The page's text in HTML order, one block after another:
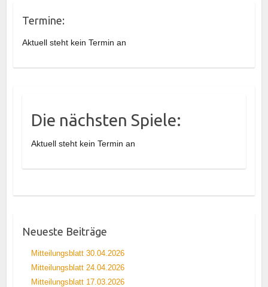
Termine:
Aktuell steht kein Termin an
Die nächsten Spiele:
Aktuell steht kein Termin an
Neueste Beiträge
Mitteilungsblatt 30.04.2026
Mitteilungsblatt 24.04.2026
Mitteilungsblatt 17.03.2026